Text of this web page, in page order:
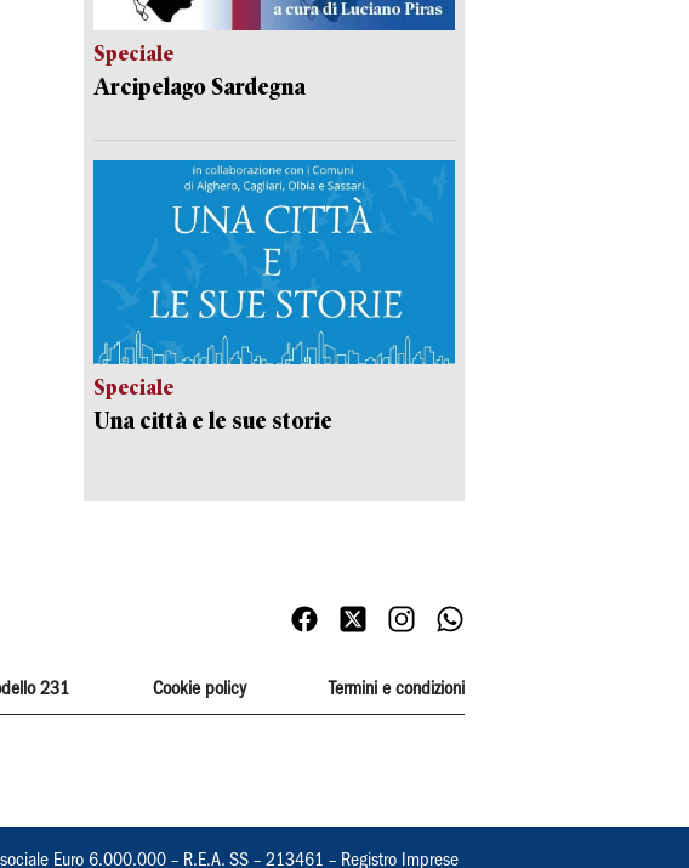
Speciale
Arcipelago Sardegna
Speciale
Una città e le sue storie
231 Cookie policy Termini e condizioni
Euro 6.000.000 – R.E.A. SS – 213461 – Registro Imprese